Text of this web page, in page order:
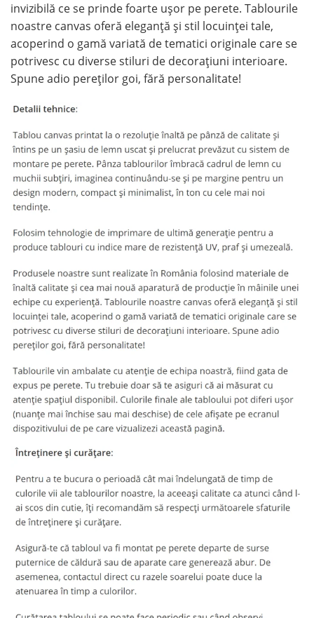
invizibilă ce se prinde foarte ușor pe perete. Tablourile
noastre canvas oferă eleganță și stil locuinței tale,
acoperind o gamă variată de tematici originale care se
potrivesc cu diverse stiluri de decorațiuni interioare.
Spune adio pereților goi, fără personalitate!